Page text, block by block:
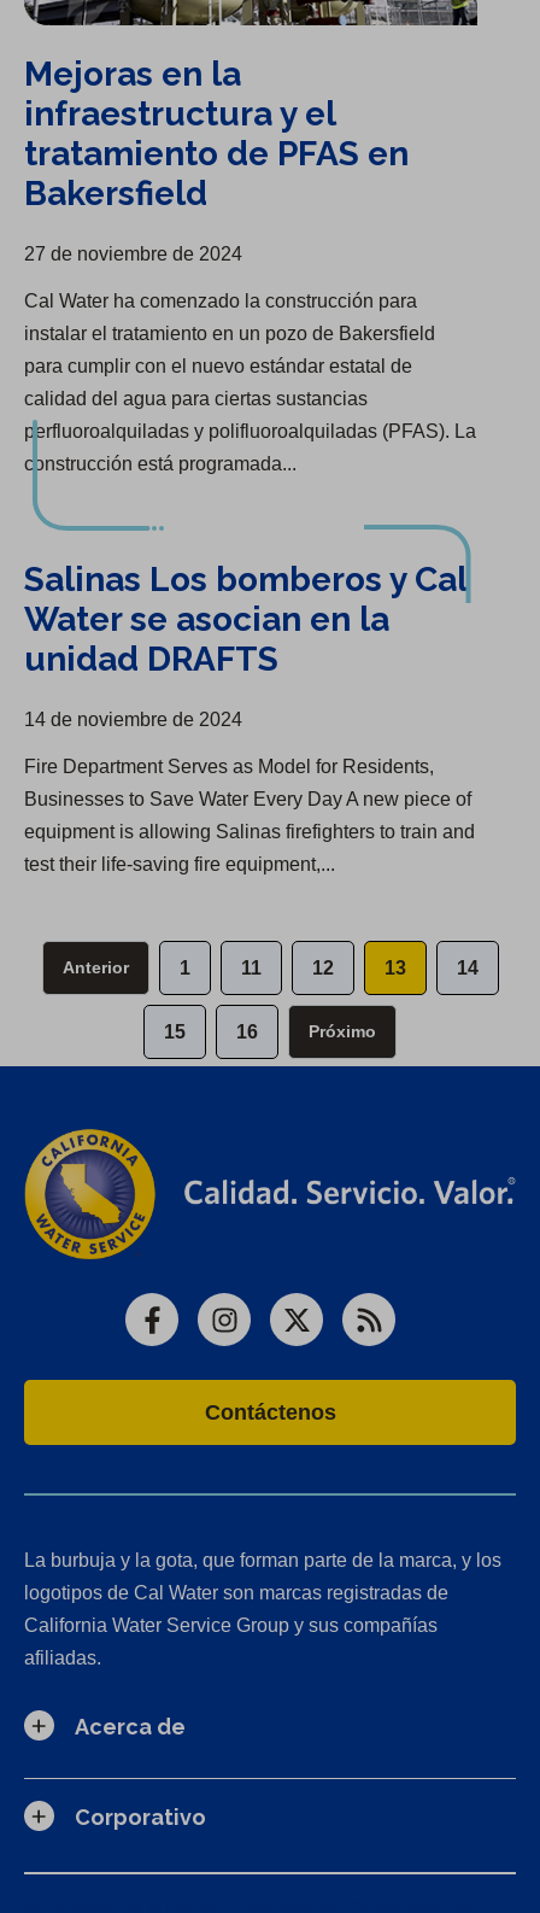
Mejoras en la
infraestructura y el
tratamiento de PFAS en
Bakersfield
27 de noviembre de 2024
Cal Water ha comenzado la construcción para
instalar el tratamiento en un pozo de Bakersfield
para cumplir con el nuevo estándar estatal de
calidad del agua para ciertas sustancias
perfluoroalquiladas y polifluoroalquiladas (PFAS). La
construcción está programada...
Salinas Los bomberos y Cal
Water se asocian en la
unidad DRAFTS
14 de noviembre de 2024
Fire Department Serves as Model for Residents,
Businesses to Save Water Every Day A new piece of
equipment is allowing Salinas firefighters to train and
test their life-saving fire equipment,...
Anterior 1 11 12 13 14
15 16 Próximo
FacebookInstagram
X RSS
Contáctenos
La burbuja y la gota, que forman parte de la marca, y los
logotipos de Cal Water son marcas registradas de
California Water Service Group y sus compañías
afiliadas.
Acerca de
Corporativo